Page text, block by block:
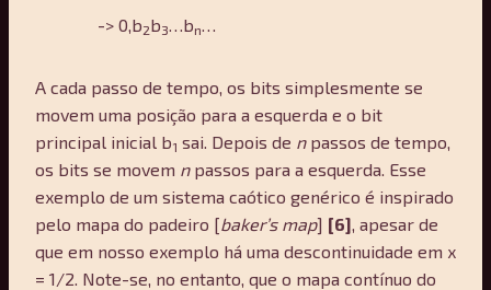
-> 0,b2b3 …bn
A cada passo de tempo, os bits simplesmente se
movem uma posição para a esquerda e o bit
principal inicial b1 sai. Depois de n passos de tempo,
os bits se movem npassos para a esquerda. Esse
exemplo de um sistema caótico genérico é inspirado
pelo mapa do padeiro [baker’s map] [6] , apesar de
que em nosso exemplo há uma descontinuidade em x
= 1/2. Note-se, no entanto, que o mapa contínuo do